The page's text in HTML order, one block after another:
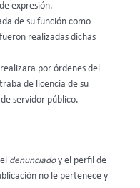
expresión.
de su función como
realizadas dichas
por órdenes del
de licencia de su
servidor público.
denunciadoy el perfil de
no le pertenece y